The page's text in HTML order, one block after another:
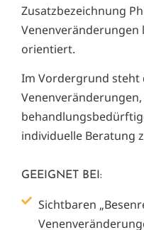
Zusatzbezeichnung
orientiert.
Im Vordergrund steht
individuelle Beratung
GEEIGNET BEI:
Sichtbaren